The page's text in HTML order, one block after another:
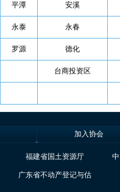
平潭 安溪
永泰 永春
罗源 德化
台商投资区
加入协会
福建省国土资源厅
广东省不动产登记与估